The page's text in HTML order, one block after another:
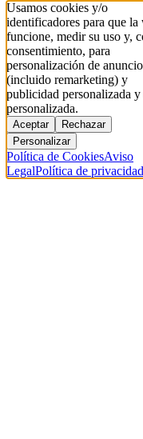
Usamos cookies y/o
identificadores para que la
funcione, medir su uso y,
consentimiento, para
personalización de
(incluido remarketing) y
publicidad personalizada
personalizada.
Aceptar
Rechazar
Personalizar
Política de CookiesAviso
LegalPolítica de privacidad